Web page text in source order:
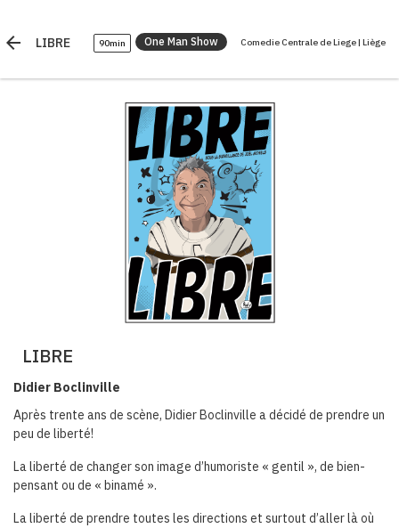
arrow_back LIBRE 90min One Man Show Comedie Centrale de Liege | Liège
LIBRE
Didier Boclinville
Après trente ans de scène, Didier Boclinville a décidé de prendre un
peu de liberté!
La liberté de changer son image d’humoriste « gentil », de bien-
pensant ou de « binamé ».
La liberté de prendre toutes les directions et surtout d’aller là où